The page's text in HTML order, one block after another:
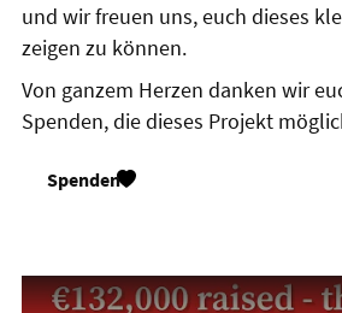
und wir freuen uns, euch dieses
zeigen zu können.
Von ganzem Herzen danken wir
Spenden, die dieses Projekt
Spenden